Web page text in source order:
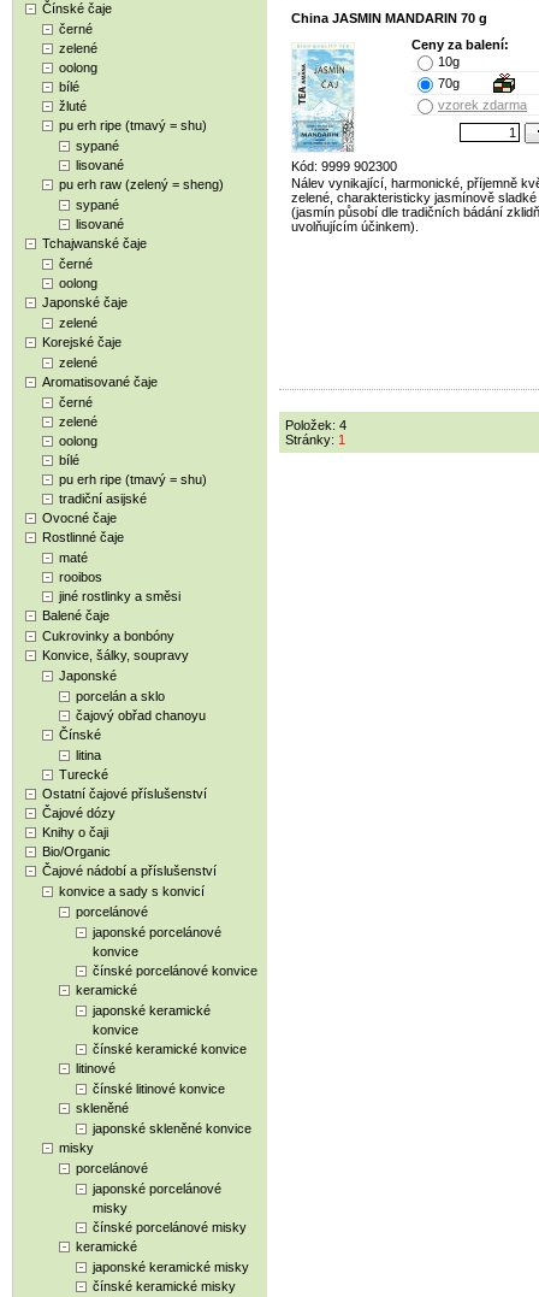
Čínské čaje
černé
zelené
oolong
bílé
žluté
pu erh ripe (tmavý = shu)
sypané
lisované
pu erh raw (zelený = sheng)
sypané
lisované
Tchajwanské čaje
černé
oolong
Japonské čaje
zelené
Korejské čaje
zelené
Aromatisované čaje
černé
zelené
oolong
bílé
pu erh ripe (tmavý = shu)
tradiční asijské
Ovocné čaje
Rostlinné čaje
maté
rooibos
jiné rostlinky a směsi
Balené čaje
Cukrovinky a bonbóny
Konvice, šálky, soupravy
Japonské
porcelán a sklo
čajový obřad chanoyu
Čínské
litina
Turecké
Ostatní čajové příslušenství
Čajové dózy
Knihy o čaji
Bio/Organic
Čajové nádobí a příslušenství
konvice a sady s konvicí
porcelánové
japonské porcelánové
konvice
čínské porcelánové konvice
keramické
japonské keramické
konvice
čínské keramické konvice
litinové
čínské litinové konvice
skleněné
japonské skleněné konvice
misky
porcelánové
japonské porcelánové
misky
čínské porcelánové misky
keramické
japonské keramické misky
čínské keramické misky
China JASMIN MANDARIN 70 g
Kód: 9999 902300
Ceny za balení:
10g
70g
vzorek zdarma
Nálev vynikající, harmonické, příjemně
zelené, charakteristicky jasmínově sladké
(jasmín působí dle tradičních bádání
uvolňujícím účinkem).
Položek: 4
Stránky: 1